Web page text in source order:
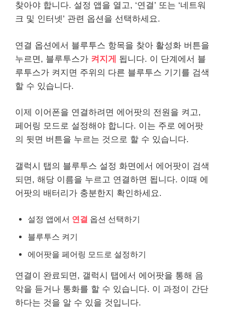
찾아야 합니다. 설정 앱을 열고, ‘연결’ 또는 ‘네트워
크 및 인터넷’ 관련 옵션을 선택하세요.
연결 옵션에서 블루투스 항목을 찾아 활성화 버튼을
누르면, 블루투스가 켜지게
됩니다. 이 단계에서 블
루투스가 켜지면 주위의 다른 블루투스 기기를 검색
할 수 있습니다.
이제 이어폰을 연결하려면 에어팟의 전원을 켜고,
페어링 모드로 설정해야 합니다. 이는 주로 에어팟
의 뒷면 버튼을 누르는 것으로 할 수 있습니다.
갤럭시 탭의 블루투스 설정 화면에서 에어팟이 검색
되면, 해당 이름을 누르고 연결하면 됩니다. 이때 에
어팟의 배터리가 충분한지 확인하세요.
설정 앱에서 연결 옵션 선택하기
블루투스 켜기
에어팟을 페어링 모드로 설정하기
연결이 완료되면, 갤럭시 탭에서 에어팟을 통해 음
악을 듣거나 통화를 할 수 있습니다. 이 과정이 간단
하다는 것을 알 수 있을 것입니다.